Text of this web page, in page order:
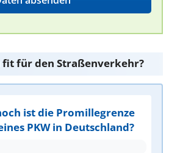
fit für den Straßenverkehr?
ist die Promillegrenze
PKW in Deutschland?